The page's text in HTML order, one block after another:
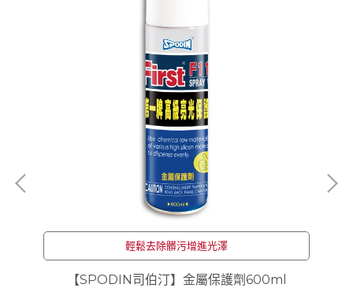
輕鬆去除髒污增進光澤
【SPODIN司伯汀】金屬保護劑600ml